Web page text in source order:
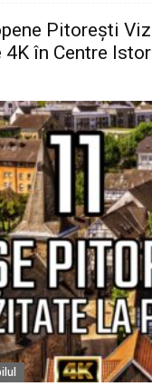
Pitoreşti
în Centre